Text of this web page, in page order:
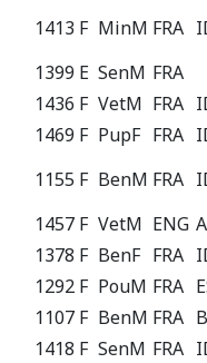
1413 F MinM FRA
1399 E SenM FRA
1436 F VetM FRA
1469 F PupF FRA
1155 F BenM FRA
1457 F VetM ENG
1378 F BenF FRA
1292 F PouM FRA
1107 F BenM FRA
1418 F SenM FRA